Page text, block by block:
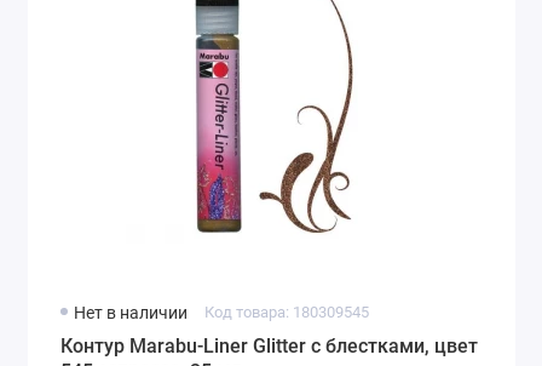
Нет в наличии Код товара: 180309545
Контур Marabu-Liner Glitter с блестками, цвет